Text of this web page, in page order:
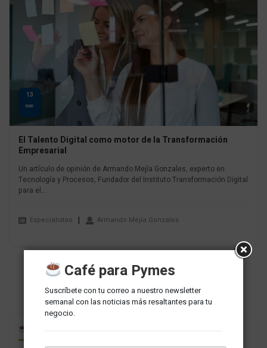
13
MAR
El Talento Digital como motor de la Transformación
Empresarial
Un artículo de opinión de Armando Mejía Gonzales, experto en
Tecnología y Procesos, Fundador del Instituto Transformación Digital
para el...
Especialistas Armando Mejía Gonzales
Café para Pymes
Suscríbete con tu correo a nuestro newsletter
semanal con las noticias más resaltantes para tu
negocio.